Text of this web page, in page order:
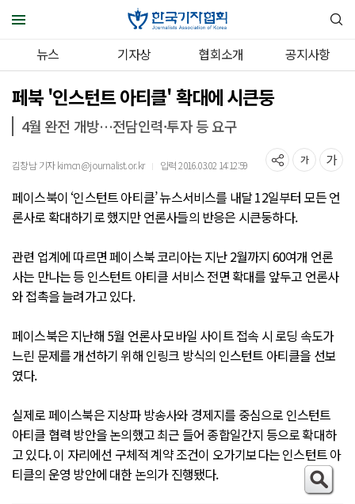
뉴스 기자상 협회소개 공지사항
페북 '인스턴트 아티클' 확대에 시큰둥
4월 완전 개방…전담인력·투자 등 요구
김창남 기자 kimcn@journalist.or.kr ｜ 입력 2016.03.02 14:12:59
페이스북이 ‘인스턴트 아티클’ 뉴스서비스를 내달 12일부터 모든 언
론사로 확대하기로 했지만 언론사들의 반응은 시큰둥하다.
관련 업계에 따르면 페이스북 코리아는 지난 2월까지 60여개 언론
사는 만나는 등 인스턴트 아티클 서비스 전면 확대를 앞두고 언론사
와 접촉을 늘려가고 있다.
페이스북은 지난해 5월 언론사 모바일 사이트 접속 시 로딩 속도가
느린 문제를 개선하기 위해 인링크 방식의 인스턴트 아티클을 선보
였다.
실제로 페이스북은 지상파 방송사와 경제지를 중심으로 인스턴트
아티클 협력 방안을 논의했고 최근 들어 종합일간지 등으로 확대하
고 있다. 이 자리에선 구체적 계약 조건이 오가기보다는 인스턴트 아
티클의 운영 방안에 대한 논의가 진행됐다.